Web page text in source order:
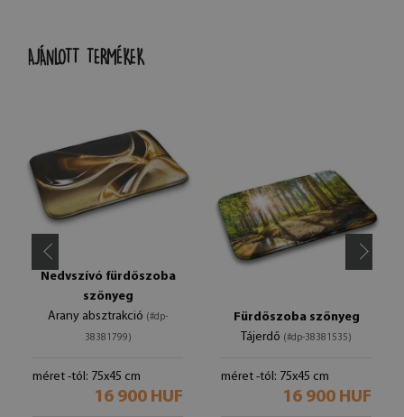
AJÁNLOTT TERMÉKEK
Nedvszívó fürdőszoba
szőnyeg
Arany absztrakció (#dp-
38381799)
méret -tól: 75x45 cm
16 900 HUF
Fürdőszoba szőnyeg
Tájerdő (#dp-38381535)
méret -tól: 75x45 cm
16 900 HUF